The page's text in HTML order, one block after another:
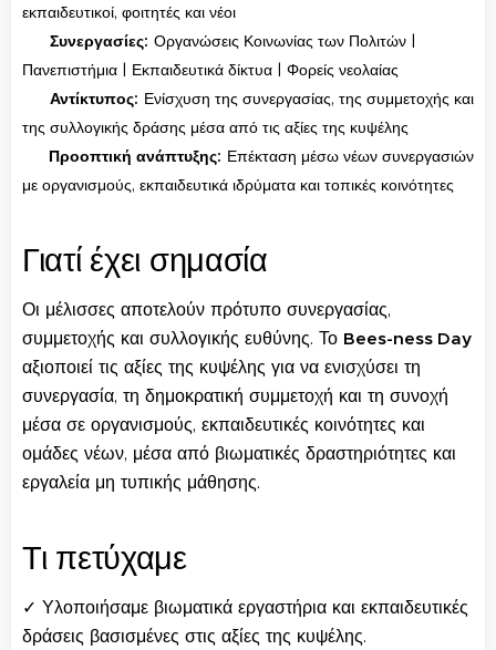
εκπαιδευτικοί, φοιτητές και νέοι
Συνεργασίες: Οργανώσεις Κοινωνίας των Πολιτών |
Πανεπιστήμια | Εκπαιδευτικά δίκτυα | Φορείς νεολαίας
Αντίκτυπος: Ενίσχυση της συνεργασίας, της συμμετοχής και
της συλλογικής δράσης μέσα από τις αξίες της κυψέλης
Προοπτική ανάπτυξης: Επέκταση μέσω νέων συνεργασιών
με οργανισμούς, εκπαιδευτικά ιδρύματα και τοπικές κοινότητες
Γιατί έχει σημασία
Οι μέλισσες αποτελούν πρότυπο συνεργασίας,
συμμετοχής και συλλογικής ευθύνης. Το Bees-ness Day
αξιοποιεί τις αξίες της κυψέλης για να ενισχύσει τη
συνεργασία, τη δημοκρατική συμμετοχή και τη συνοχή
μέσα σε οργανισμούς, εκπαιδευτικές κοινότητες και
ομάδες νέων, μέσα από βιωματικές δραστηριότητες και
εργαλεία μη τυπικής μάθησης.
Τι πετύχαμε
✓ Υλοποιήσαμε βιωματικά εργαστήρια και εκπαιδευτικές
δράσεις βασισμένες στις αξίες της κυψέλης.